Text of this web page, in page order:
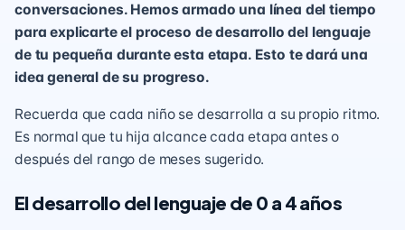
conversaciones. Hemos armado una línea del tiempo
para explicarte el proceso de desarrollo del lenguaje
de tu pequeña durante esta etapa. Esto te dará una
idea general de su progreso.
Recuerda que cada niño se desarrolla a su propio ritmo.
Es normal que tu hija alcance cada etapa antes o
después del rango de meses sugerido.
El desarrollo del lenguaje de 0 a 4 años